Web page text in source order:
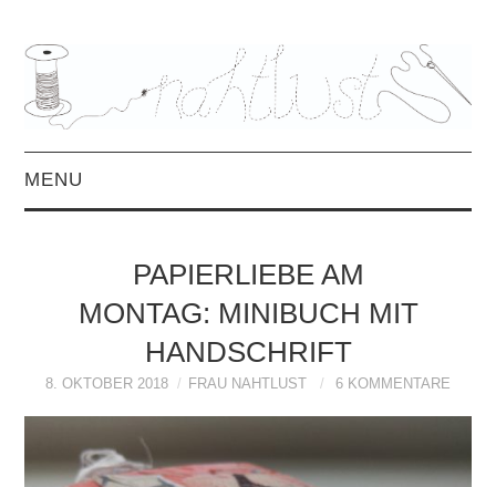
MENU
MITTWOCHSMIX &
FREEBOOKS &
PAPIERLIEBE AM
MONTAG: MINIBUCH MIT
HANDSCHRIFT
8. OKTOBER 2018 FRAU NAHTLUST 6 KOMMENTARE